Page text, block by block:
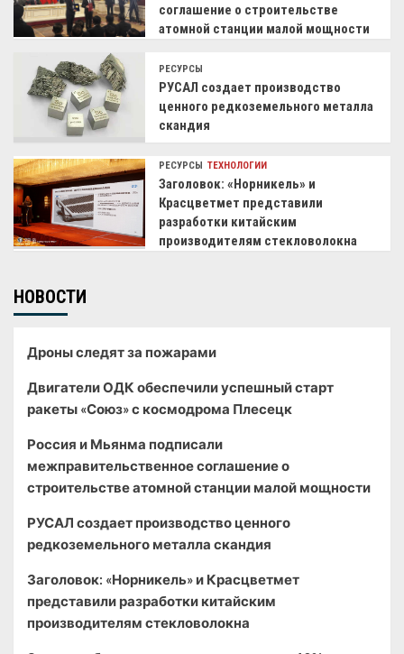
соглашение о строительстве
атомной станции малой мощности
РЕСУРСЫ
РУСАЛ создает производство
ценного редкоземельного металла
скандия
РЕСУРСЫ ТЕХНОЛОГИИ
Заголовок: «Норникель» и
Красцветмет представили
разработки китайским
производителям стекловолокна
НОВОСТИ
Дроны следят за пожарами
Двигатели ОДК обеспечили успешный старт
ракеты «Союз» с космодрома Плесецк
Россия и Мьянма подписали
межправительственное соглашение о
строительстве атомной станции малой мощности
РУСАЛ создает производство ценного
редкоземельного металла скандия
Заголовок: «Норникель» и Красцветмет
представили разработки китайским
производителям стекловолокна